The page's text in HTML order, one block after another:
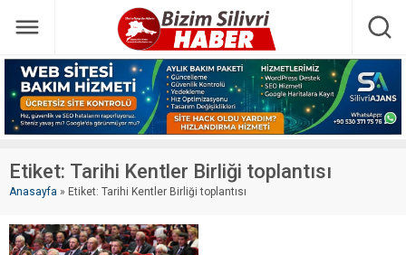
Etiket: Tarihi Kentler Birliği toplantısı
Anasayfa » Etiket: Tarihi Kentler Birliği toplantısı